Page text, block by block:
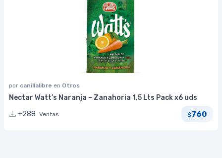
por canillalibre en Otros
Nectar Watt’s Naranja – Zanahoria 1,5 Lts Pack x6 uds
+288 Ventas $760